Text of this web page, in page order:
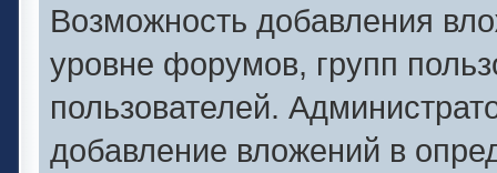
Возможность добавления
уровне форумов, групп
пользователей.
добавление вложений в